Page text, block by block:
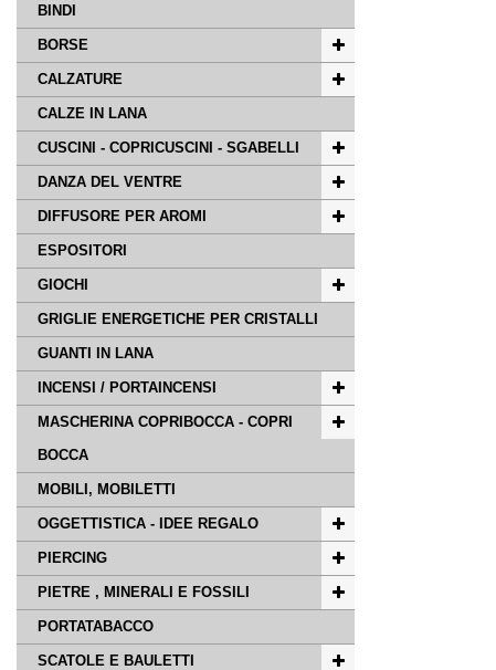
BINDI
BORSE
CALZATURE
CALZE IN LANA
CUSCINI - COPRICUSCINI - SGABELLI
DANZA DEL VENTRE
DIFFUSORE PER AROMI
ESPOSITORI
GIOCHI
GRIGLIE ENERGETICHE PER CRISTALLI
GUANTI IN LANA
INCENSI / PORTAINCENSI
MASCHERINA COPRIBOCCA - COPRI
BOCCA
MOBILI, MOBILETTI
OGGETTISTICA - IDEE REGALO
PIERCING
PIETRE , MINERALI E FOSSILI
PORTATABACCO
SCATOLE E BAULETTI